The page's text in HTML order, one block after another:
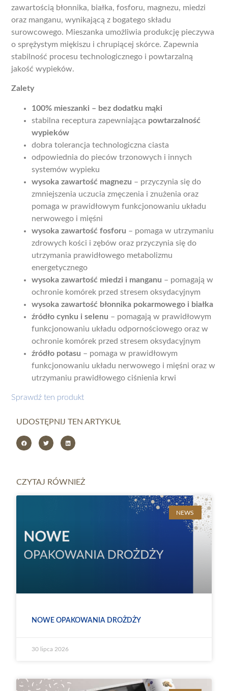
zawartością błonnika, białka, fosforu, magnezu, miedzi
oraz manganu, wynikającą z bogatego składu
surowcowego. Mieszanka umożliwia produkcję pieczywa
o sprężystym miękiszu i chrupiącej skórce. Zapewnia
stabilność procesu technologicznego i powtarzalną
jakość wypieków.
Zalety
100% mieszanki – bez dodatku mąki
stabilna receptura zapewniająca powtarzalność
wypieków
dobra tolerancja technologiczna ciasta
odpowiednia do pieców trzonowych i innych
systemów wypieku
wysoka zawartość magnezu – przyczynia się do
zmniejszenia uczucia zmęczenia i znużenia oraz
pomaga w prawidłowym funkcjonowaniu układu
nerwowego i mięśni
wysoka zawartość fosforu – pomaga w utrzymaniu
zdrowych kości i zębów oraz przyczynia się do
utrzymania prawidłowego metabolizmu
energetycznego
wysoka zawartość miedzi i manganu – pomagają w
ochronie komórek przed stresem oksydacyjnym
wysoka zawartość błonnika pokarmowego i białka
źródło cynku i selenu – pomagają w prawidłowym
funkcjonowaniu układu odpornościowego oraz w
ochronie komórek przed stresem oksydacyjnym
źródło potasu – pomaga w prawidłowym
funkcjonowaniu układu nerwowego i mięśni oraz w
utrzymaniu prawidłowego ciśnienia krwi
Sprawdź ten produkt
UDOSTĘPNIJ TEN ARTYKUŁ
CZYTAJ RÓWNIEŻ
NEWS
NOWE OPAKOWANIA DROŻDŻY
30 lipca 2026